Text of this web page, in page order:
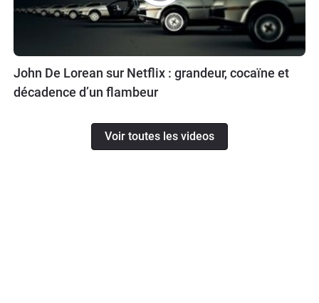
John De Lorean sur Netflix : grandeur, cocaïne et
décadence d’un flambeur
Voir toutes les videos